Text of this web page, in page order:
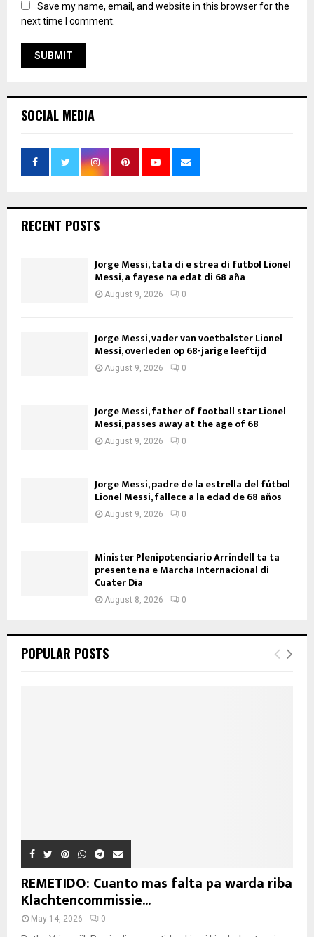
Save my name, email, and website in this browser for the
next time I comment.
SOCIAL MEDIA
RECENT POSTS
Jorge Messi, tata di e strea di futbol Lionel
Messi, a fayese na edat di 68 aña
August 9, 2026 0
Jorge Messi, vader van voetbalster Lionel
Messi, overleden op 68-jarige leeftijd
August 9, 2026 0
Jorge Messi, father of football star Lionel
Messi, passes away at the age of 68
August 9, 2026 0
Jorge Messi, padre de la estrella del fútbol
Lionel Messi, fallece a la edad de 68 años
August 9, 2026 0
Minister Plenipotenciario Arrindell ta ta
presente na e Marcha Internacional di
Cuater Dia
August 8, 2026 0
POPULAR POSTS
REMETIDO: Cuanto mas falta pa warda riba
Klachtencommissie...
May 14, 2026 0